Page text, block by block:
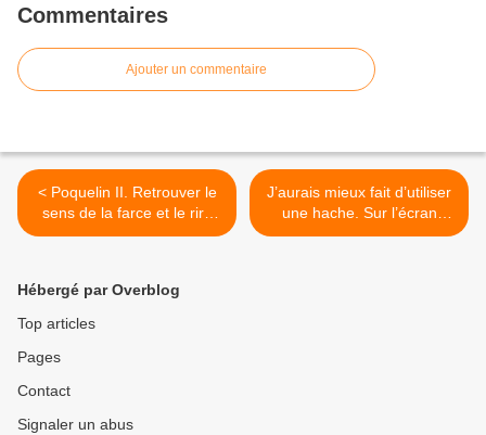
Commentaires
Ajouter un commentaire
< Poquelin II. Retrouver le
sens de la farce et le rire
libérateur.
J’aurais mieux fait d’utiliser
une hache. Sur l’écran
sanglant et noir de nos
Hébergé par Overblog
Top articles
Pages
Contact
Signaler un abus